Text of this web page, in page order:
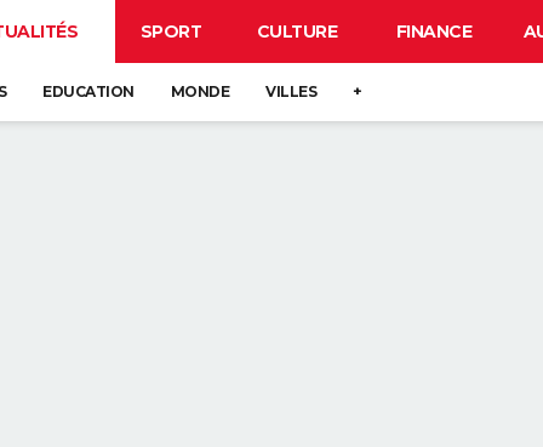
SPORT CULTURE FINANCE
EDUCATION MONDE VILLES +